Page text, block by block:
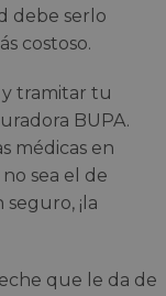
debe serlo
costoso.
y tramitar tu
BUPA.
médicas en
sea el de
¡la